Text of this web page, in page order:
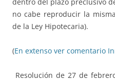
dentro del plazo preclusivo
no cabe reproducir la
de la Ley Hipotecaria).
(En extenso ver comentario
Resolución de 27 de